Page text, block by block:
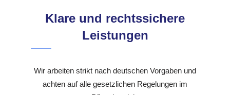
Klare und rechtssichere
Leistungen
Wir arbeiten strikt nach deutschen Vorgaben und
achten auf alle gesetzlichen Regelungen im